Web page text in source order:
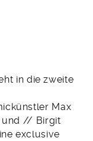
in die zweite
Max
und // Birgit
exclusive